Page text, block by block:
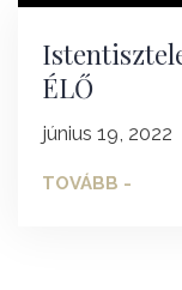
ÉLŐ
június 19, 2022
TOVÁBB -